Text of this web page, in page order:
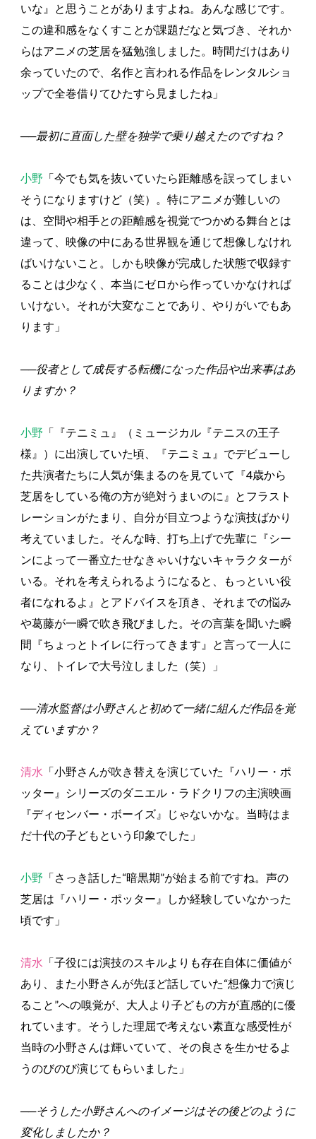
いな』と思うことがありますよね。あんな感じです。
この違和感をなくすことが課題だなと気づき、それか
らはアニメの芝居を猛勉強しました。時間だけはあり
余っていたので、名作と言われる作品をレンタルショ
ップで全巻借りてひたすら見ましたね」
──最初に直面した壁を独学で乗り越えたのですね？
小野 「今でも気を抜いていたら距離感を誤ってしまい
そうになりますけど（笑）。特にアニメが難しいの
は、空間や相手との距離感を視覚でつかめる舞台とは
違って、映像の中にある世界観を通じて想像しなけれ
ばいけないこと。しかも映像が完成した状態で収録す
ることは少なく、本当にゼロから作っていかなければ
いけない。それが大変なことであり、やりがいでもあ
ります」
──役者として成長する転機になった作品や出来事はあ
りますか？
小野 「『テニミュ』（ミュージカル『テニスの王子
様』）に出演していた頃、『テニミュ』でデビューし
た共演者たちに人気が集まるのを見ていて『4歳から
芝居をしている俺の方が絶対うまいのに』とフラスト
レーションがたまり、自分が目立つような演技ばかり
考えていました。そんな時、打ち上げで先輩に『シー
ンによって一番立たせなきゃいけないキャラクターが
いる。それを考えられるようになると、もっといい役
者になれるよ』とアドバイスを頂き、それまでの悩み
や葛藤が一瞬で吹き飛びました。その言葉を聞いた瞬
間『ちょっとトイレに行ってきます』と言って一人に
なり、トイレで大号泣しました（笑）」
──清水監督は小野さんと初めて一緒に組んだ作品を覚
えていますか？
清水 「小野さんが吹き替えを演じていた『ハリー・ポ
ッター』シリーズのダニエル・ラドクリフの主演映画
『ディセンバー・ボーイズ』じゃないかな。当時はま
だ十代の子どもという印象でした」
小野 「さっき話した“暗黒期”が始まる前ですね。声の
芝居は『ハリー・ポッター』しか経験していなかった
頃です」
清水 「子役には演技のスキルよりも存在自体に価値が
あり、また小野さんが先ほど話していた“想像力で演じ
ること”への嗅覚が、大人より子どもの方が直感的に優
れています。そうした理屈で考えない素直な感受性が
当時の小野さんは輝いていて、その良さを生かせるよ
うのびのび演じてもらいました」
──そうした小野さんへのイメージはその後どのように
変化しましたか？